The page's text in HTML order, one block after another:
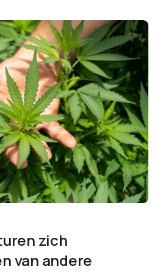
zich
van andere